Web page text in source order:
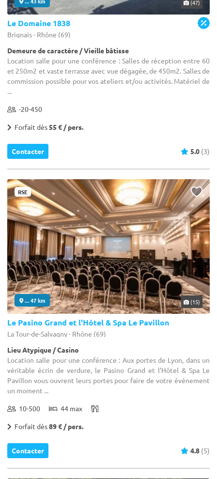
(47)
Le Domaine 1838
Brignais - Rhône (69)
Demeure de caractère / Vieille bâtisse
Location salle pour une conférence : Salles de réception entre 60
et 250m2 et vaste terrasse avec vue dégagée, de 450m2. Salles de
commission possible pour vos ateliers et/ou activités. Matériel de
...
-20-450
Forfait dès55 € / pers.
Contacter 5.0 (3)
RSE
... 47 km (15)
Le Pasino Grand et l'Hôtel & Spa Le Pavillon
La Tour-de-Salvagny - Rhône (69)
Lieu Atypique / Casino
Location salle pour une conférence : Aux portes de Lyon, dans un
véritable écrin de verdure, le Pasino Grand et l’Hôtel & Spa Le
Pavillon vous ouvrent leurs portes pour faire de votre événement
un moment ...
10-500 44 max
Forfait dès89 € / pers.
Contacter 4.8 (5)